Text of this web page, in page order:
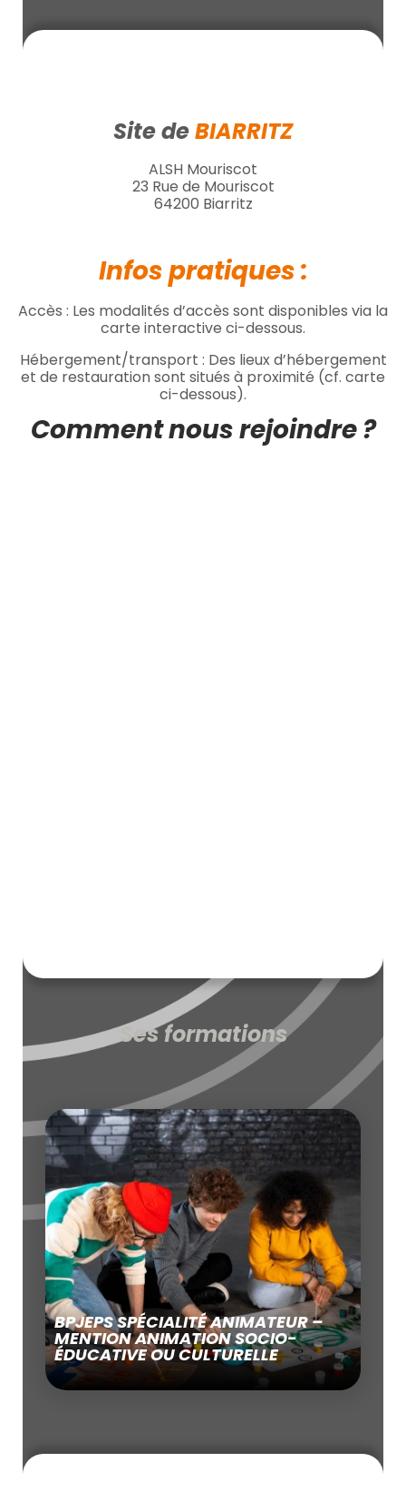
Site deBIARRITZ
ALSH Mouriscot
23 Rue de Mouriscot
64200 Biarritz
Infos pratiques :
Accès : Les modalités d’accès sont disponibles via la
carte interactive ci-dessous.
Hébergement/transport : Des lieux d’hébergement
et de restauration sont situés à proximité (cf. carte
ci-dessous).
Comment nous rejoindre ?
Ses formations
BPJEPS SPÉCIALITÉ ANIMATEUR –
MENTION ANIMATION SOCIO-
ÉDUCATIVE OU CULTURELLE